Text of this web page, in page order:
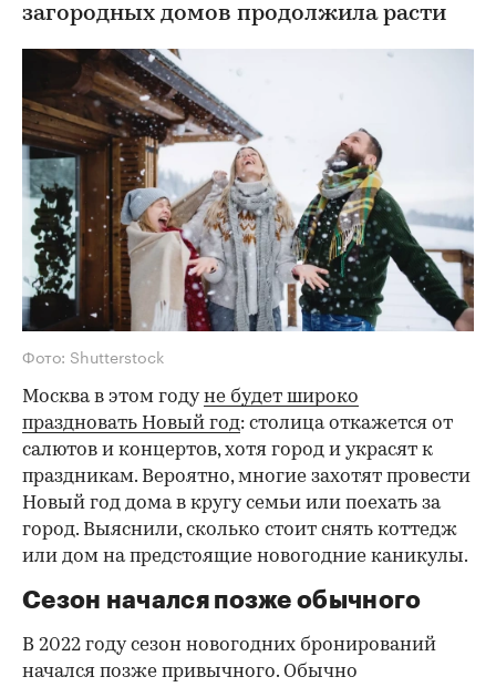
загородных домов продолжила расти
Фото: Shutterstock
Москва в этом годуне будет широко
праздновать Новый год: столица откажется от
салютов и концертов, хотя город и украсят к
праздникам. Вероятно, многие захотят провести
Новый год дома в кругу семьи или поехать за
город. Выяснили, сколько стоит снять коттедж
или дом на предстоящие новогодние каникулы.
Сезон начался позже обычного
В 2022 году сезон новогодних бронирований
начался позже привычного. Обычно